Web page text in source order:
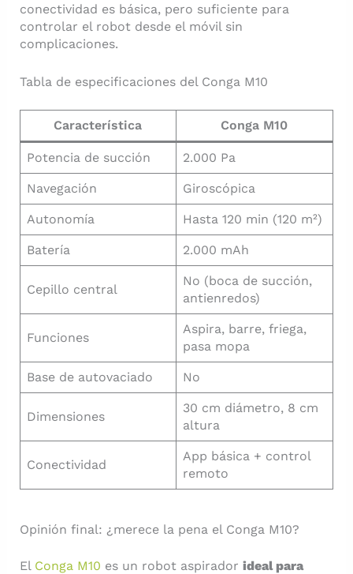
conectividad es básica, pero suficiente para
controlar el robot desde el móvil sin
complicaciones.
Tabla de especificaciones del Conga M10
Característica Conga M10
Potencia de succión 2.000 Pa
Navegación Giroscópica
Autonomía Hasta 120 min (120 m²)
Batería 2.000 mAh
Cepillo central
No (boca de succión,
antienredos)
Funciones
Aspira, barre, friega,
pasa mopa
Base de autovaciado No
Dimensiones
30 cm diámetro, 8 cm
altura
Conectividad
App básica + control
remoto
Opinión final: ¿merece la pena el Conga M10?
El Conga M10 es un robot aspirador ideal para